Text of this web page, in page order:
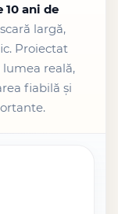
10 ani de
largă,
Proiectat
reală,
fiabilă și